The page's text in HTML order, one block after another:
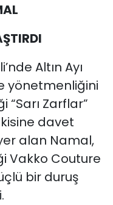
Altın Ayı
yönetmenliğini
“Sarı Zarflar”
davet
alan Namal,
Vakko Couture
bir duruş